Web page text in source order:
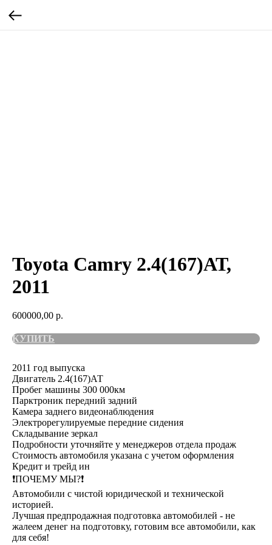
Toyota Camry 2.4(167)АТ,
2011
600000,00 р.
КУПИТЬ
2011 год выпуска
Двигатель 2.4(167)АТ
Пробег машины 300 000км
Парктроник передний задний
Камера заднего видеонаблюдения
Электрорегулируемые передние сидения
Складывание зеркал
Подробности уточняйте у менеджеров отдела продаж
Стоимость автомобиля указана с учетом оформления
Кредит и трейд ин
❗️ПОЧЕМУ МЫ?❗️
Автомобили с чистой юридической и технической
историей.
Лучшая предпродажная подготовка автомобилей - не
жалеем денег на подготовку, готовим все автомобили, как
для себя!